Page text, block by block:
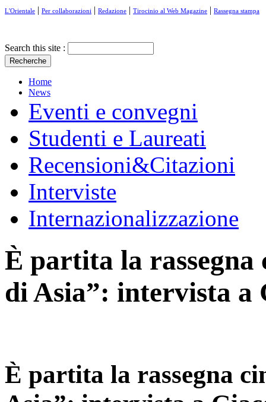
L'Orientale | Per collaborazioni | Redazione | Tirocinio al Web Magazine | Rassegna stampa
Search this site :
Home
News
Eventi e convegni
Studenti e Laureati
Recensioni&Citazioni
Interviste
Internazionalizzazione
È partita la rassegna
di Asia”: intervista a
È partita la rassegna